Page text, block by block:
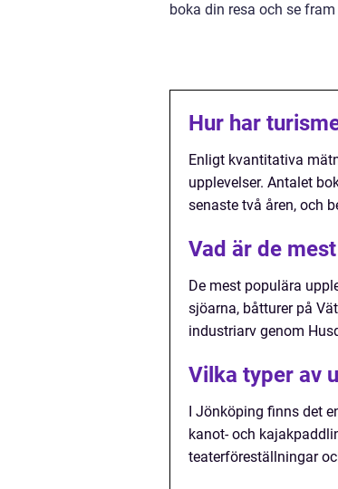
boka din resa och se
Hur har
Enligt kvantitativa
upplevelser. Antalet
senaste två åren, och
Vad är de
De mest populära
sjöarna, båtturer på
industriarv genom
Vilka typer av
I Jönköping finns det
kanot- och
teaterföreställningar